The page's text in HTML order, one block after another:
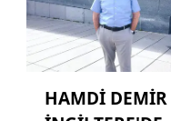
HAMDİ DEMİR